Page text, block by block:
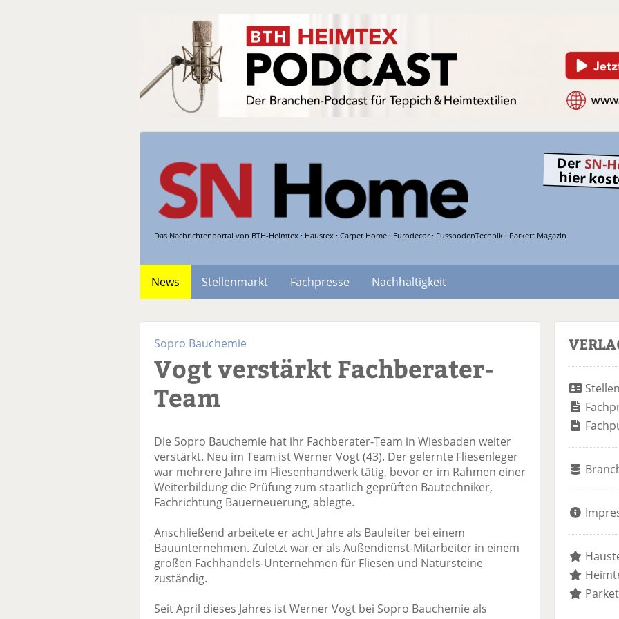
Das Nachrichtenportal von BTH-Heimtex · Haustex · Carpet Home · Eurodecor · FussbodenTechnik · Parkett Magazin
Der SN-
hier
News Stellenmarkt Fachpresse
Nachhaltigkeit
Sopro Bauchemie
Vogt verstärkt Fachberater-
Team
Die Sopro Bauchemie hat ihr Fachberater-Team in Wiesbaden weiter
verstärkt. Neu im Team ist Werner Vogt (43). Der gelernte Fliesenleger
war mehrere Jahre im Fliesenhandwerk tätig, bevor er im Rahmen einer
Weiterbildung die Prüfung zum staatlich geprüften Bautechniker,
Fachrichtung Bauerneuerung, ablegte.
Anschließend arbeitete er acht Jahre als Bauleiter bei einem
Bauunternehmen. Zuletzt war er als Außendienst-Mitarbeiter in einem
großen Fachhandels-Unternehmen für Fliesen und Natursteine
zuständig.
Seit April dieses Jahres ist Werner Vogt bei Sopro Bauchemie als